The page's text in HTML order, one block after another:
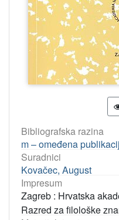
Bibliografska razina
m – omeđena
Suradnici
Kovačec, August
Impresum
Zagreb : Hrvatska
Razred za filološke